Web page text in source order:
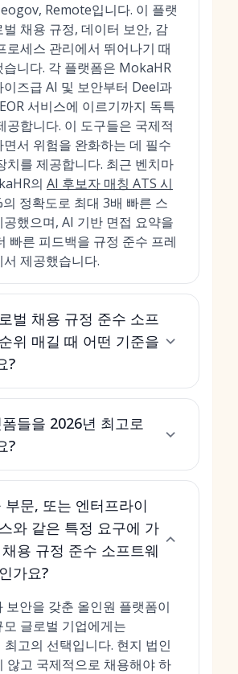
Remote입니다. 이 플랫
채용 규정, 데이터 보안, 감
로세스 관리에서 뛰어나기 때
습니다. 각 플랫폼은 MokaHR
이즈급 AI 및 보안부터 Deel과
서비스에 이르기까지 독특
공합니다. 이 도구들은 국제적
서 위험을 완화하는 데 필수
치를 제공합니다. 최근 벤치마
의 AI 후보자 매칭 ATS 시
의 정확도로 최대 3배 빠른 스
했으며, AI 기반 면접 요약을
빠른 피드백을 규정 준수 프레
제공했습니다.
벌 채용 규정 준수 소프
위 매길 때 어떤 기준을
?
들을 2026년 최고로
?
부문, 또는 엔터프라이
와 같은 특정 요구에 가
용 규정 준수 소프트웨
가요?
보안을 갖춘 올인원 플랫폼이
글로벌 기업에게는
고의 선택입니다. 현지 법인
않고 국제적으로 채용해야 하